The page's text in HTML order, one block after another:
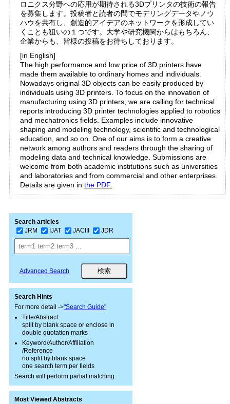
ロニクス分野への応用が期待される3Dプリンタの技術の報告
を募集します。投稿者と読者の間でモデリングデータやノウ
ハウを共有し、創造的アイデアのネットワークを形成してい
くことも狙いの１つです。大学や研究機関からはもちろん、
企業からも、皆様の投稿をお待ちしております。
[in English]
The high performance and low price of 3D printers have
made them available to ordinary homes and individuals.
Nowadays original 3D objects can be easily produced by
individuals using 3D printers. To focus on the innovation of
manufacturing using 3D printers, we are calling for technical
reports introducing 3D printer technologies applied to robotics
and mechatronics fields. Examples include innovative
shaping and modeling technology, scientific and technological
education, and so on. One of our aims is to form a creative
network among authors and readers through the sharing of
modeling data and technical knowledge. Submissions are
welcome from both academic institutions such as universities
and laboratories and from commercial and other enterprises.
Details are given in the PDF.
Search articles
JRM
IJAT JACIII JDR
Advanced Search
Search Hints
For more detail ->"Search Guide"
Title/Abstract
split by blank space or enclose in
double quotation marks
Keyword/Author/Affiliation
/Reference
no split by blank space
one search term per fields
Search will perform partial matching.
Most Viewed Abstracts